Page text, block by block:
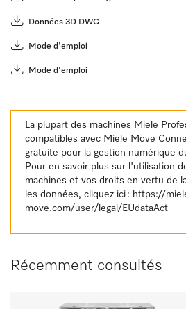
Données 3D DWG
Mode d'emploi
Mode d'emploi
La plupart des machines Miele
compatibles avec Miele Move
gratuite pour la gestion numérique
Pour en savoir plus sur l'utilisation
machines et vos droits en vertu de
les données, cliquez ici : https://
move.com/user/legal/EUdataAct
Récemment consultés